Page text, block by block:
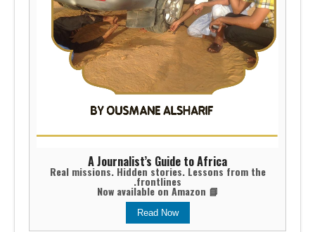
A Journalist’s Guide to Africa
Real missions. Hidden stories. Lessons from the
frontlines.
📘 Now available on Amazon
Read Now